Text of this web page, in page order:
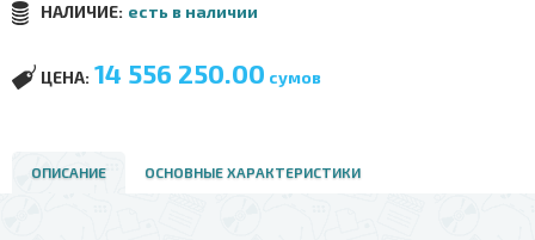
НАЛИЧИЕ: есть в наличии
ЦЕНА: 14 556 250.00 сумов
ОПИСАНИЕ ОСНОВНЫЕ ХАРАКТЕРИСТИКИ